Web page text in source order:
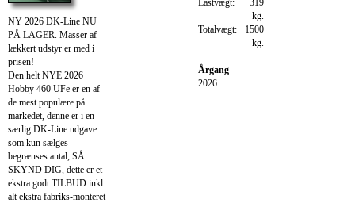
NY 2026 DK-Line NU
PÅ LAGER. Masser af
lækkert udstyr er med i
prisen!
Den helt NYE 2026
Hobby 460 UFe er en af
de mest populære på
markedet, denne er i en
særlig DK-Line udgave
som kun sælges
begrænses antal, SÅ
SKYND DIG, dette er et
ekstra godt TILBUD inkl.
alt ekstra fabriks-monteret
Lastvægt:
319
kg.
Totalvægt:
1500
kg.
Årgang
2026